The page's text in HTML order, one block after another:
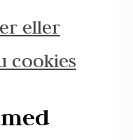
eller
cookies